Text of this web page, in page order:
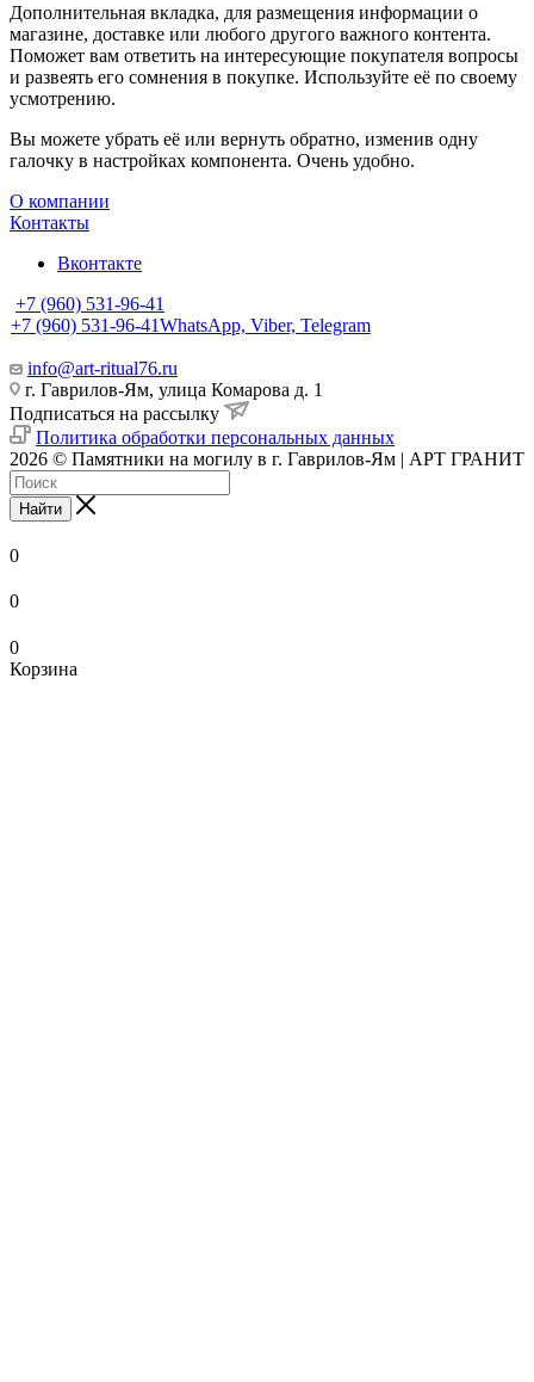
Дополнительная вкладка, для размещения информации о
магазине, доставке или любого другого важного контента.
Поможет вам ответить на интересующие покупателя вопросы
и развеять его сомнения в покупке. Используйте её по своему
усмотрению.
Вы можете убрать её или вернуть обратно, изменив одну
галочку в настройках компонента. Очень удобно.
О компании
Контакты
Вконтакте
+7 (960) 531-96-41
+7 (960) 531-96-41WhatsApp, Viber, Telegram
info@art-ritual76.ru
г. Гаврилов-Ям, улица Комарова д. 1
Подписаться на рассылку
Политика обработки персональных данных
2026 © Памятники на могилу в г. Гаврилов-Ям | АРТ ГРАНИТ
Найти
0
0
0
Корзина